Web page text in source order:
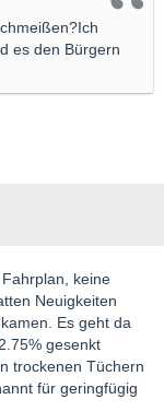
es den Bürgern
Fahrplan, keine
Neuigkeiten
Es geht da
gesenkt
trockenen Tüchern
für geringfügig